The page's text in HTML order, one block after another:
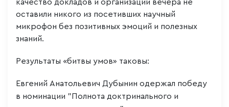
качество докладов и организации вечера не
оставили никого из посетивших научный
микрофон без позитивных эмоций и полезных
знаний.
Результаты «битвы умов» таковы:
Евгений Анатольевич Дубынин одержал победу
в номинации "Полнота доктринального и